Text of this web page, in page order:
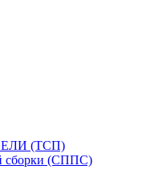
(ТСП)
сборки (СППС)